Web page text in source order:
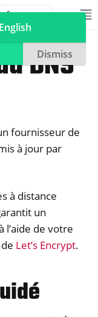
DNS
fournisseur de
à jour par
à distance
un
l’aide de votre
Let’s Encrypt.
Dismiss